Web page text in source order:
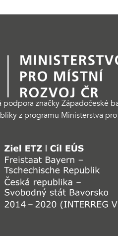
podpora značky Západočeské
z programu Ministerstva